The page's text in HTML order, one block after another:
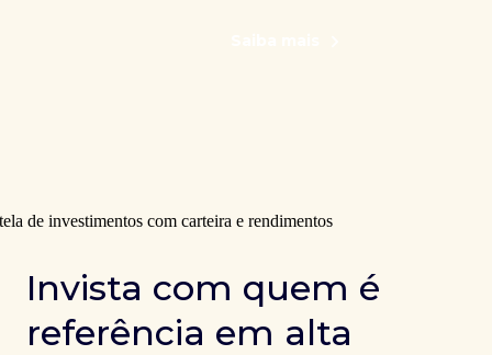
Invista com quem é
referência em alta